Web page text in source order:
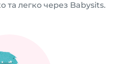
та легко через Babysits.